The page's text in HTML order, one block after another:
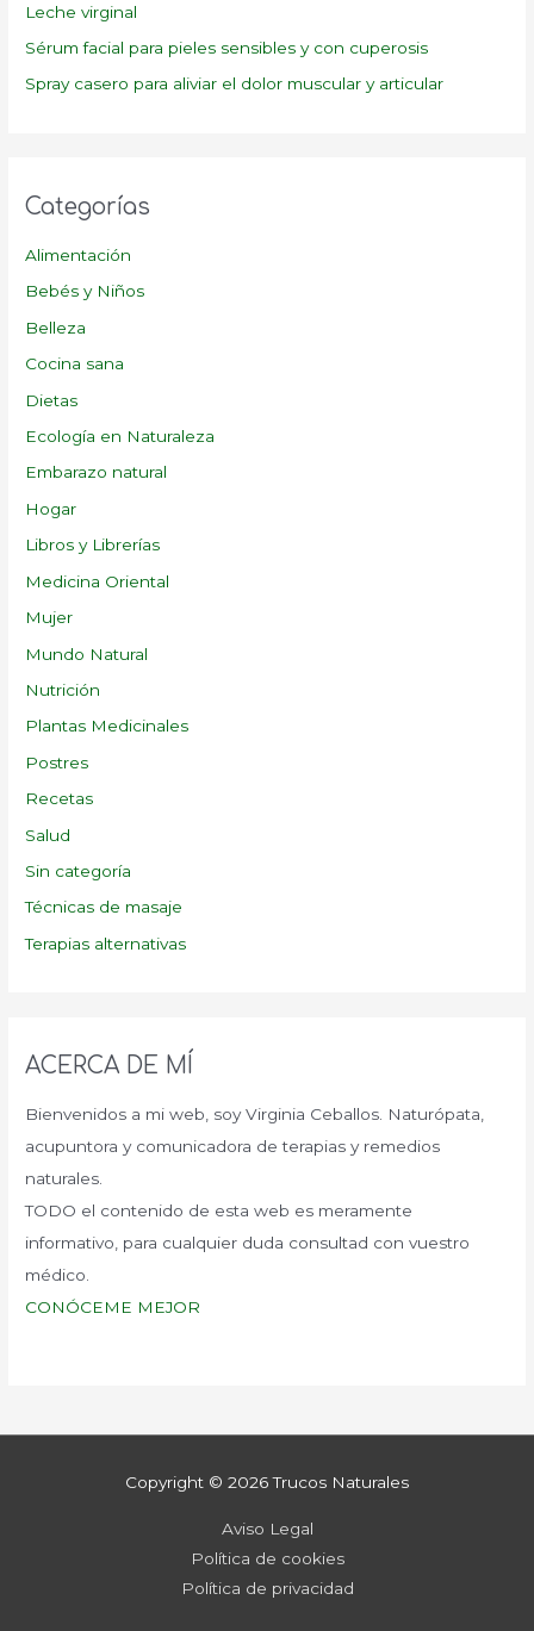
Leche virginal
Sérum facial para pieles sensibles y con cuperosis
Spray casero para aliviar el dolor muscular y articular
Categorías
Alimentación
Bebés y Niños
Belleza
Cocina sana
Dietas
Ecología en Naturaleza
Embarazo natural
Hogar
Libros y Librerías
Medicina Oriental
Mujer
Mundo Natural
Nutrición
Plantas Medicinales
Postres
Recetas
Salud
Sin categoría
Técnicas de masaje
Terapias alternativas
ACERCA DE MÍ
Bienvenidos a mi web, soy Virginia Ceballos. Naturópata,
acupuntora y comunicadora de terapias y remedios
naturales.
TODO el contenido de esta web es meramente
informativo, para cualquier duda consultad con vuestro
médico.
CONÓCEME MEJOR
Copyright © 2026Trucos Naturales
Aviso Legal
Política de cookies
Política de privacidad